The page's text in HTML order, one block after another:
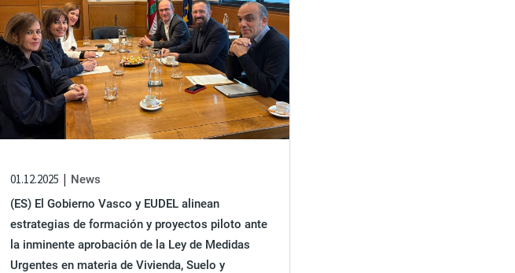
01.12.2025
News
(ES) El Gobierno Vasco y EUDEL alinean
estrategias de formación y proyectos piloto ante
la inminente aprobación de la Ley de Medidas
Urgentes en materia de Vivienda, Suelo y